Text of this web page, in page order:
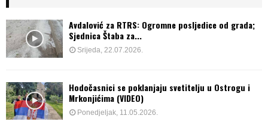
Avdalović za RTRS: Ogromne posljedice od grada;
Sjednica Štaba za...
Srijeda, 22.07.2026.
Hodočasnici se poklanjaju svetitelju u Ostrogu i
Mrkonjićima (VIDEO)
Ponedjeljak, 11.05.2026.